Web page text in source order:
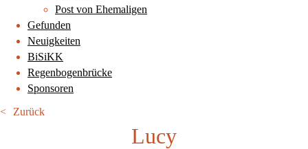
Post von Ehemaligen
Gefunden
Neuigkeiten
BiSiKK
Regenbogenbrücke
Sponsoren
Zurück
Lucy